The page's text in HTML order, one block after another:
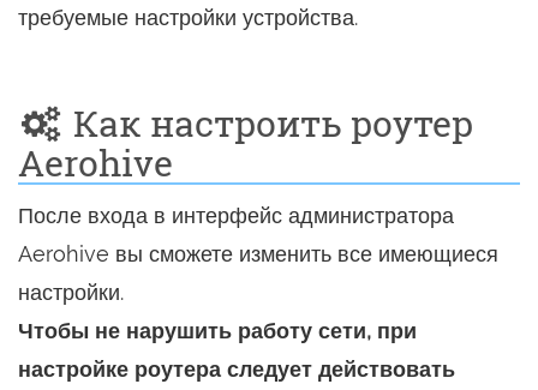
требуемые настройки устройства.
Как настроить роутер
Aerohive
После входа в интерфейс администратора
Aerohive вы сможете изменить все имеющиеся
настройки.
Чтобы не нарушить работу сети, при
настройке роутера следует действовать